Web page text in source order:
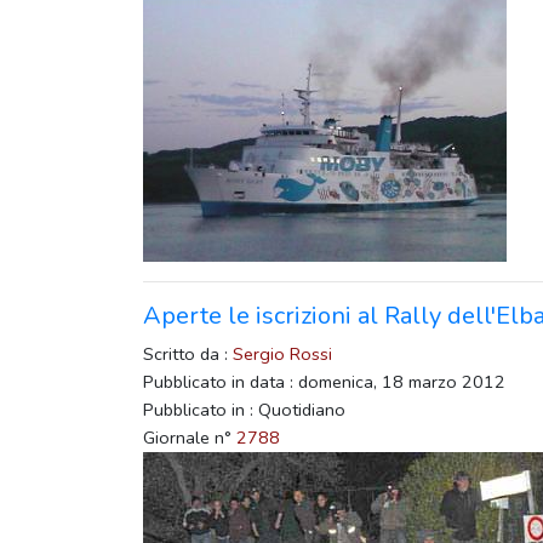
Aperte le iscrizioni al Rally
Scritto da : Sergio Rossi
Pubblicato in data : domenica, 18 marzo 2012
Pubblicato in : Quotidiano
Giornale n° 2788